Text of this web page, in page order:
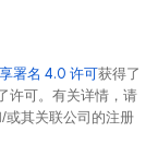
署名 4.0 许可获得了
许可。有关详情，请
其关联公司的注册